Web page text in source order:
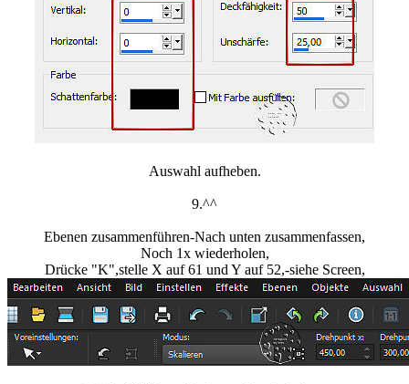
Auswahl aufheben.
9.^^
Ebenen zusammenführen-Nach unten zusammenfassen,
Noch 1x wiederholen,
Drücke "K",stelle X auf 61 und Y auf 52,-siehe Screen,